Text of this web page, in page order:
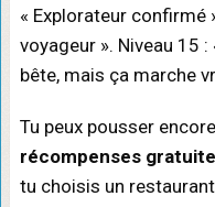
« Explorateur confirmé
voyageur ». Niveau 15 :
bête, mais ça marche
Tu peux pousser
récompenses
tu choisis un